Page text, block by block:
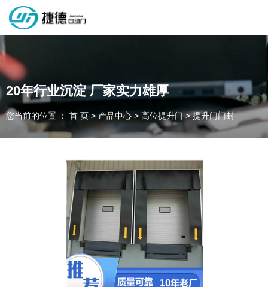
制作销售和安装的企业，欢迎咨询！
为客户量身定制独属于您的工业门 快速门
一件起订、源头厂家、精准交货
全国咨询电话：
137 1539 9878
20年行业沉淀 厂家实力雄厚
您当前的位置 ： 首 页 > 产品中心 > 高位提升门 >提升门门封